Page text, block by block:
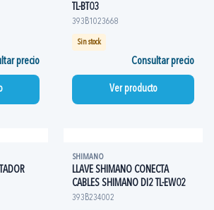
precio
TL-BT03
393B1023668
Sin stock
Consultar precio
Ver producto
SHIMANO
LLAVE SHIMANO CONECTA
CABLES SHIMANO DI2 TL-EW02
393B234002